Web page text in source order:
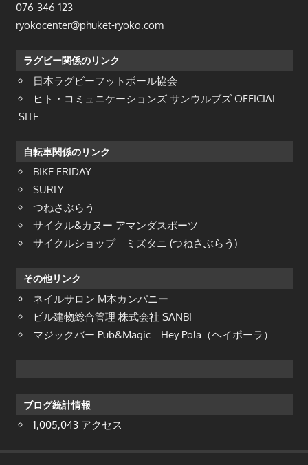
076-346-123
ryokocenter@phuket-ryoko.com
ラグビー関係のリンク
日本ラグビーフットボール協会
ヒト・コミュニケーションズ サンウルブズ OFFICIAL
SITE
自転車関係のリンク
BIKE FRIDAY
SURLY
つねさぶらう
サイクル&カヌー アマンダスポーツ
サイクルショップ ミズタニ (つねさぶらう)
その他リンク
ネイルサロン M本カンパニー
ビル建物総合管理 株式会社 SANBI
マジックバー Pub&Magic Hey Pola（ヘイポーラ）
ブログ統計情報
1,005,043 アクセス